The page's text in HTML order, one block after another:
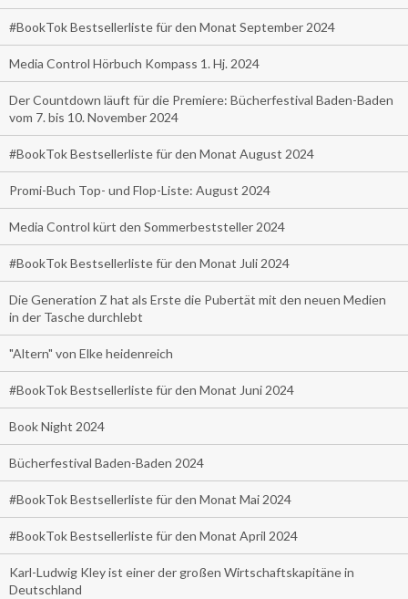
#BookTok Bestsellerliste für den Monat September 2024
Media Control Hörbuch Kompass 1. Hj. 2024
Der Countdown läuft für die Premiere: Bücherfestival Baden-Baden
vom 7. bis 10. November 2024
#BookTok Bestsellerliste für den Monat August 2024
Promi-Buch Top- und Flop-Liste: August 2024
Media Control kürt den Sommerbeststeller 2024
#BookTok Bestsellerliste für den Monat Juli 2024
Die Generation Z hat als Erste die Pubertät mit den neuen Medien
in der Tasche durchlebt
"Altern" von Elke heidenreich
#BookTok Bestsellerliste für den Monat Juni 2024
Book Night 2024
Bücherfestival Baden-Baden 2024
#BookTok Bestsellerliste für den Monat Mai 2024
#BookTok Bestsellerliste für den Monat April 2024
Karl-Ludwig Kley ist einer der großen Wirtschaftskapitäne in
Deutschland